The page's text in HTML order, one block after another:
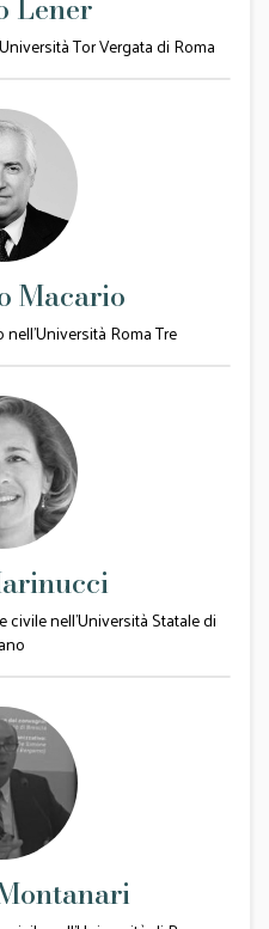
Lener
Tor Vergata di Roma
Macario
Roma Tre
nell'Università Statale di